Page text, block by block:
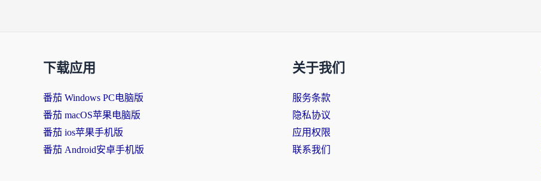
下载应用
番茄 Windows PC电脑版
番茄 macOS苹果电脑版
番茄 ios苹果手机版
番茄 Android安卓手机版
关于我们
服务条款
隐私协议
应用权限
联系我们